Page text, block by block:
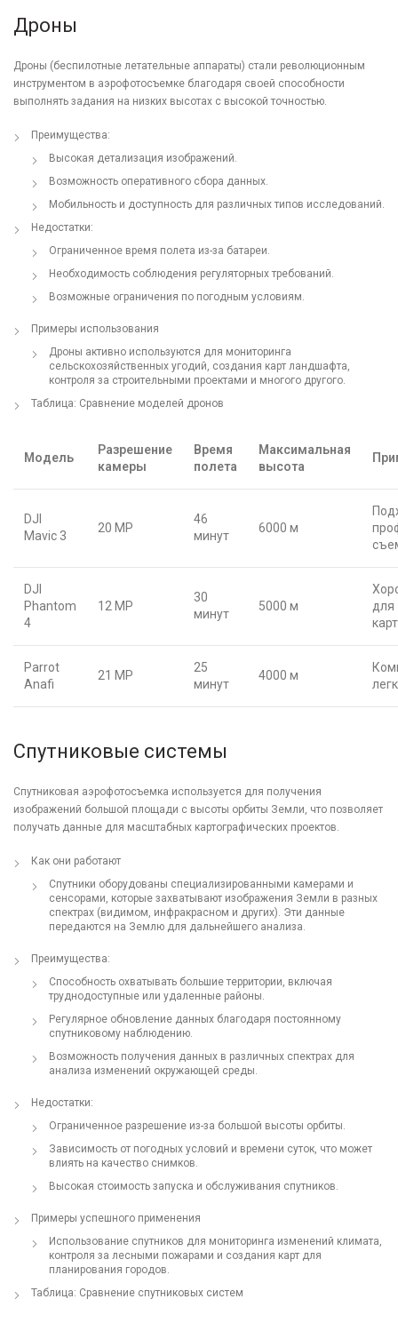
Дроны
Дроны (беспилотные летательные аппараты) стали революционным
инструментом в аэрофотосъемке благодаря своей способности
выполнять задания на низких высотах с высокой точностью.
Преимущества:
Высокая детализация изображений.
Возможность оперативного сбора данных.
Мобильность и доступность для различных типов исследований.
Недостатки:
Ограниченное время полета из-за батареи.
Необходимость соблюдения регуляторных требований.
Возможные ограничения по погодным условиям.
Примеры использования
Дроны активно используются для мониторинга
сельскохозяйственных угодий, создания карт ландшафта,
контроля за строительными проектами и многого другого.
Таблица: Сравнение моделей дронов
Модель
Разрешение
камеры
Время
полета
Максимальная
высота
DJI
Mavic 3
20 MP
46
минут
6000 м
DJI
Phantom
4
12 MP
30
минут
5000 м
для
Parrot
Anafi
21 MP
25
минут
4000 м
Спутниковые системы
Спутниковая аэрофотосъемка используется для получения
изображений большой площади с высоты орбиты Земли, что позволяет
получать данные для масштабных картографических проектов.
Как они работают
Спутники оборудованы специализированными камерами и
сенсорами, которые захватывают изображения Земли в разных
спектрах (видимом, инфракрасном и других). Эти данные
передаются на Землю для дальнейшего анализа.
Преимущества:
Способность охватывать большие территории, включая
труднодоступные или удаленные районы.
Регулярное обновление данных благодаря постоянному
спутниковому наблюдению.
Возможность получения данных в различных спектрах для
анализа изменений окружающей среды.
Недостатки:
Ограниченное разрешение из-за большой высоты орбиты.
Зависимость от погодных условий и времени суток, что может
влиять на качество снимков.
Высокая стоимость запуска и обслуживания спутников.
Примеры успешного применения
Использование спутников для мониторинга изменений климата,
контроля за лесными пожарами и создания карт для
планирования городов.
Таблица: Сравнение спутниковых систем